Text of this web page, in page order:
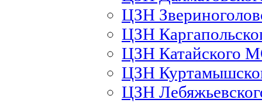
ЦЗН
ЦЗН
ЦЗН Катайского
ЦЗН
ЦЗН